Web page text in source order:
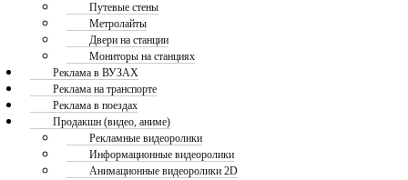
Путевые стены
Метролайты
Двери на станции
Мониторы на станциях
Реклама в ВУЗАХ
Реклама на транспорте
Реклама в поездах
Продакшн (видео, аниме)
Рекламные видеоролики
Информационные видеоролики
Анимационные видеоролики 2D